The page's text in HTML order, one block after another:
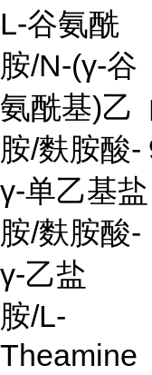
L-谷氨酰
胺/N-(γ-谷
氨酰基)乙
胺/麩胺酸-
γ-单乙基盐
胺/麩胺酸-
γ-乙盐
胺/L-
Theamine